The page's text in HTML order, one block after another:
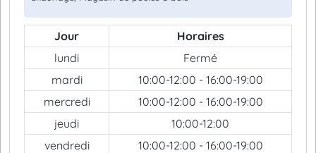
Jour
Horaires
lundi
Fermé
mardi
10:00-12:00 - 16:00-19:00
mercredi
10:00-12:00 - 16:00-19:00
jeudi
10:00-12:00
vendredi
10:00-12:00 - 16:00-19:00